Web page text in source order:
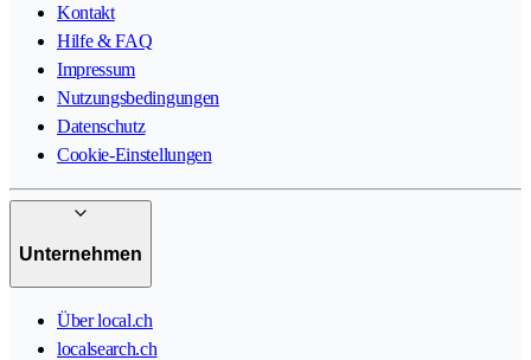
Kontakt
Hilfe & FAQ
Impressum
Nutzungsbedingungen
Datenschutz
Cookie-Einstellungen
Unternehmen
Über local.ch
localsearch.ch